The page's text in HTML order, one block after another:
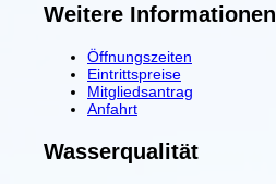
Weitere Informationen
Öffnungszeiten
Eintrittspreise
Mitgliedsantrag
Anfahrt
Wasserqualität